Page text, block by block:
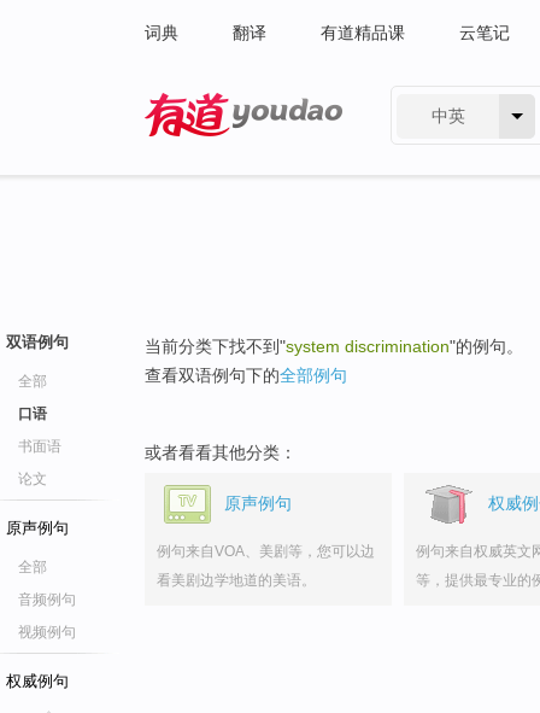
词典 翻译 有道精品课 云笔记
中英
双语例句
全部
口语
书面语
论文
原声例句
全部
音频例句
视频例句
权威例句
当前分类下找不到"system discrimination"的例句。
查看双语例句下的全部例句
或者看看其他分类：
原声例句
例句来自VOA、美剧等，您可以边
看美剧边学地道的美语。
权威
例句来自权威英文
等，提供最专业的